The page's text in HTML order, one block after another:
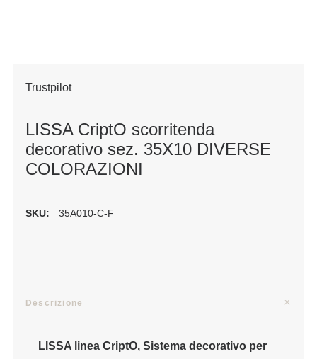
Trustpilot
LISSA CriptO scorritenda
decorativo sez. 35X10 DIVERSE
COLORAZIONI
SKU: 35A010-C-F
Descrizione
LISSA linea CriptO, Sistema decorativo per